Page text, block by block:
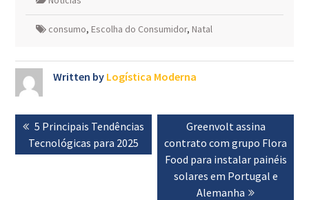
consumo, Escolha do Consumidor, Natal
Written by Logística Moderna
Navegação
de
artigos
Previous
post:
5 Principais Tendências
Tecnológicas para 2025
Next
post:
Greenvolt assina
contrato com grupo Flora
Food para instalar painéis
solares em Portugal e
Alemanha